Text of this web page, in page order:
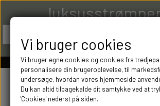
Vi bruger cookies
Vi bruger egne cookies og cookies fra
personalisere din brugeroplevelse, til
undersøge, hvordan vores hjemmeside
Du kan altid tilbagekalde dit samtykke ved at
'Cookies' nederst på siden.